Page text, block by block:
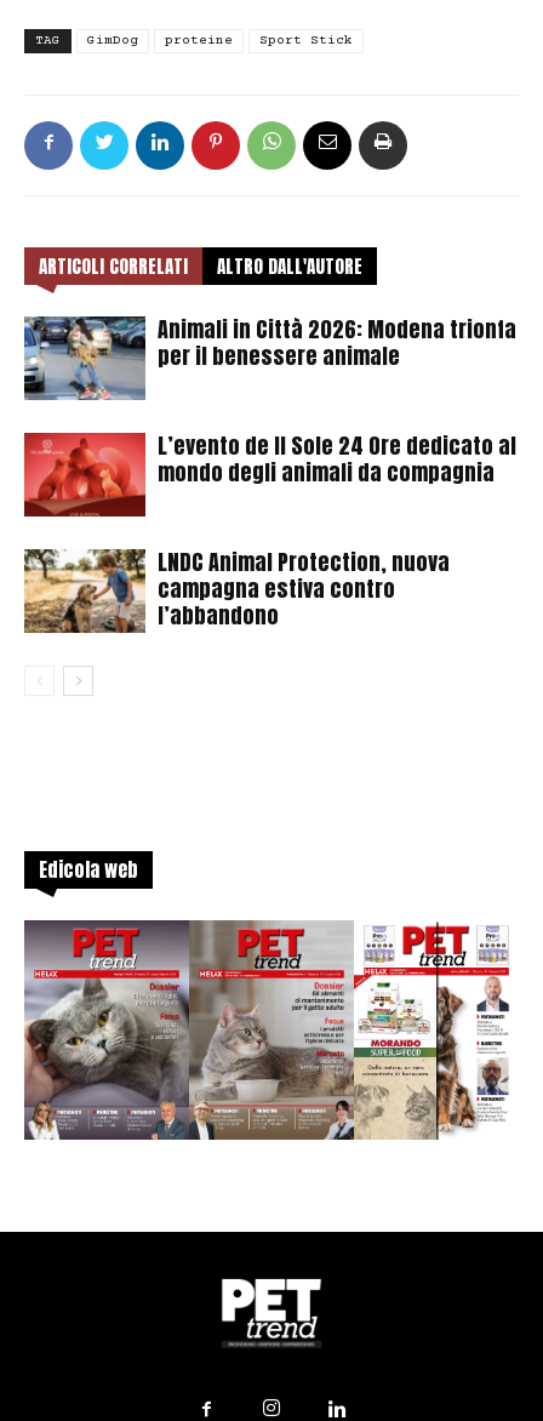
TAG GimDog proteine Sport Stick
ARTICOLI CORRELATI ALTRO DALL'AUTORE
Animali in Città 2026: Modena trionfa
per il benessere animale
L’evento de Il Sole 24 Ore dedicato al
mondo degli animali da compagnia
LNDC Animal Protection, nuova
campagna estiva contro
l’abbandono
Edicola web